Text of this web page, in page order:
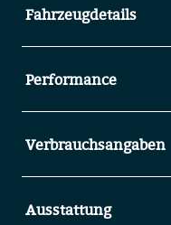
Fahrzeugdetails
Performance
Verbrauchsangaben
Ausstattung